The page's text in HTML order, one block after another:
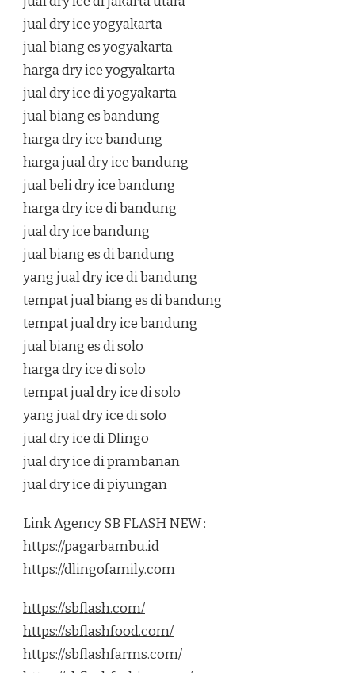
jual dry ice yogyakarta
jual biang es yogyakarta
harga dry ice yogyakarta
jual dry ice di yogyakarta
jual biang es bandung
harga dry ice bandung
harga jual dry ice bandung
jual beli dry ice bandung
harga dry ice di bandung
jual dry ice bandung
jual biang es di bandung
yang jual dry ice di bandung
tempat jual biang es di bandung
tempat jual dry ice bandung
jual biang es di solo
harga dry ice di solo
tempat jual dry ice di solo
yang jual dry ice di solo
jual dry ice di Dlingo
jual dry ice di prambanan
jual dry ice di piyungan
Link Agency SB FLASH NEW :
https://pagarbambu.id
https://dlingofamily.com
https://sbflash.com/
https://sbflashfood.com/
https://sbflashfarms.com/